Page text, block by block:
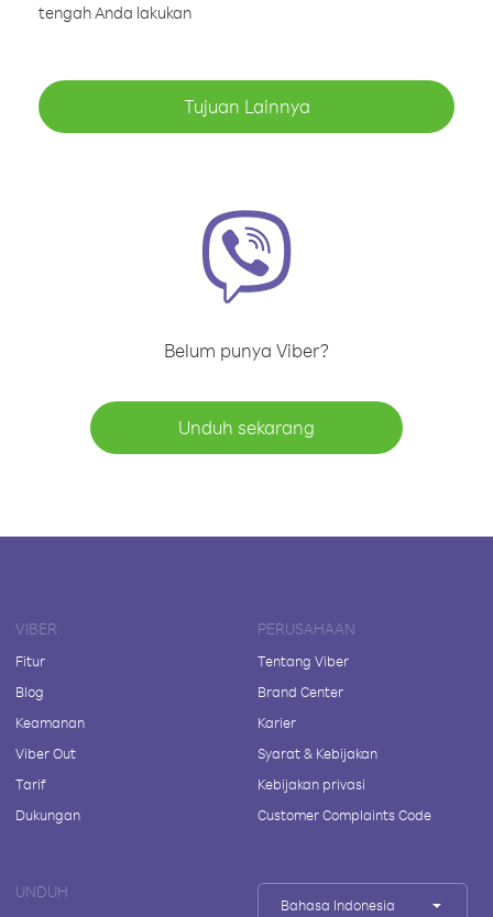
tengah Anda lakukan
Tujuan Lainnya
Belum punya Viber?
Unduh sekarang
VIBER
Fitur
Blog
Keamanan
Viber Out
Tarif
Dukungan
PERUSAHAAN
Tentang Viber
Brand Center
Karier
Syarat & Kebijakan
Kebijakan privasi
Customer Complaints Code
UNDUH
Bahasa Indonesia